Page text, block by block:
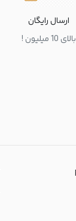
ارسال رایگان
بالای 10 میلیون !